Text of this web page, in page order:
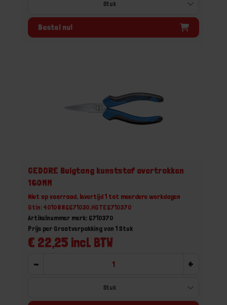
Bestel nu!
GEDORE Buigtang kunststof overtrokken
160MM
Niet op voorraad, levertijd 1 tot meerdere werkdagen
Gtin: 4010886671030,HGTE6710370
Artikelnummer merk: 6710370
€ 22,25 incl. BTW
Prijs per Grootverpakking van 1 Stuk
- +